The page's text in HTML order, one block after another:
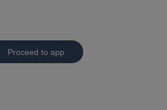
Proceed to app